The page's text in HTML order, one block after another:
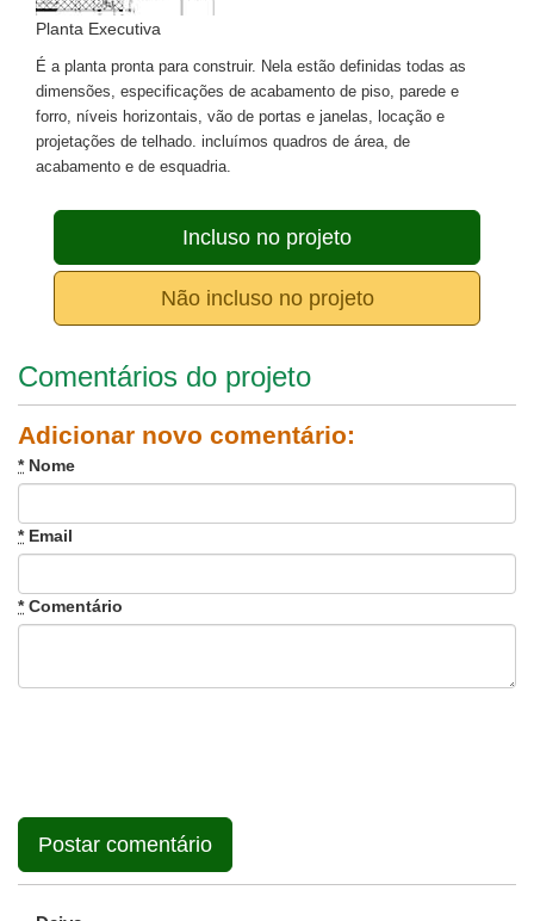
Planta Executiva
É a planta pronta para construir. Nela estão definidas todas as
dimensões, especificações de acabamento de piso, parede e
forro, níveis horizontais, vão de portas e janelas, locação e
projetações de telhado. incluímos quadros de área, de
acabamento e de esquadria.
Incluso no projeto
Não incluso no projeto
Comentários do projeto
Adicionar novo comentário:
*Nome
*Email
*Comentário